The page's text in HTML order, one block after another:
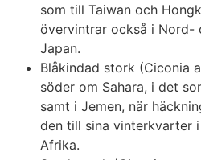
som till Taiwan och
övervintrar också i Nord-
Japan.
Blåkindad stork (Ciconia
söder om Sahara, i det
samt i Jemen, när
den till sina vinterkvarter
Afrika.